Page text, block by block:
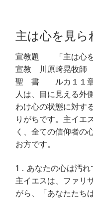
主は心を見
宣教題 「
宣教 川原﨑晃牧師
聖 書 ルカ１１章
人は、目に見える外
わけ心の状態に対す
りがちです。主イエ
く、全ての信仰者の
お方です。
1．あなたの心は汚
主イエスは、ファリ
がら、「あなたたち